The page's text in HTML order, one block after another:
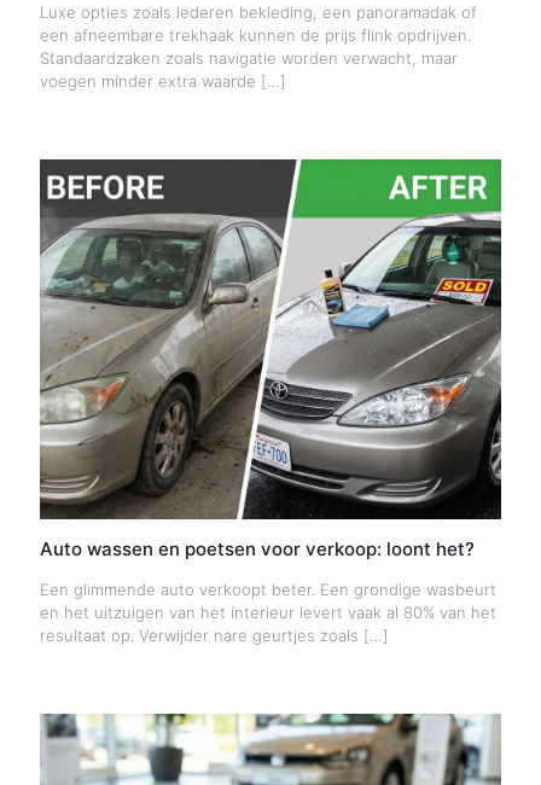
Luxe opties zoals lederen bekleding, een panoramadak of
een afneembare trekhaak kunnen de prijs flink opdrijven.
Standaardzaken zoals navigatie worden verwacht, maar
voegen minder extra waarde […]
Auto wassen en poetsen voor verkoop: loont het?
Een glimmende auto verkoopt beter. Een grondige wasbeurt
en het uitzuigen van het interieur levert vaak al 80% van het
resultaat op. Verwijder nare geurtjes zoals […]